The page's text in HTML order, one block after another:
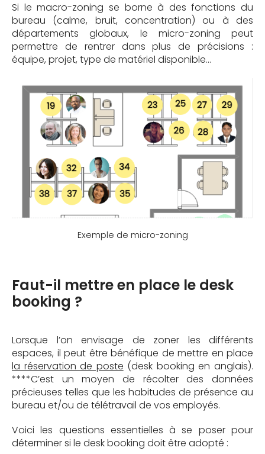
Si le macro-zoning se borne à des fonctions du
bureau (calme, bruit, concentration) ou à des
départements globaux, le micro-zoning peut
permettre de rentrer dans plus de précisions :
équipe, projet, type de matériel disponible…
Exemple de micro-zoning
Faut-il mettre en place le desk
booking ?
Lorsque l’on envisage de zoner les différents
espaces, il peut être bénéfique de mettre en place
la réservation de poste (desk booking en anglais).
****C’est un moyen de récolter des données
précieuses telles que les habitudes de présence au
bureau et/ou de télétravail de vos employés.
Voici les questions essentielles à se poser pour
déterminer si le desk booking doit être adopté :